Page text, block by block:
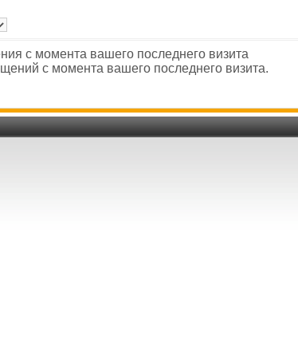
с момента вашего последнего визита
с момента вашего последнего визита.